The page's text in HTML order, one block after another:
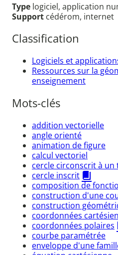
Type logiciel, application
Support cédérom, internet
Classification
Logiciels et
Ressources sur la
enseignement
Mots-clés
addition vectorielle
angle orienté
animation de figure
calcul vectoriel
cercle circonscrit à un
cercle inscrit
composition de
construction d'une
construction
coordonnées
coordonnées polaires
courbe paramétrée
enveloppe d'une